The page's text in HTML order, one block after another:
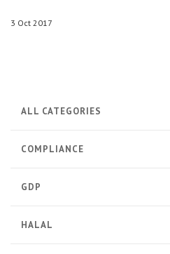
3 Oct 2017
ALL CATEGORIES
COMPLIANCE
GDP
HALAL